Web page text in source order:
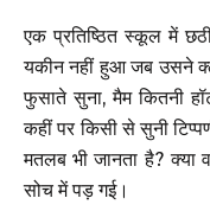
एक प्रतिष्ठित स्कूल में
यकीन नहीं हुआ जब उसने
फुसाते सुना, मैम कितनी
कहीं पर किसी से सुनी
मतलब भी जानता है? क्या
सोच में पड़ गई।